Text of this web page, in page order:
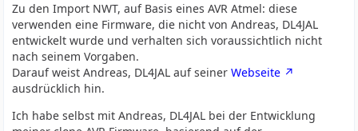
Zu den Import NWT, auf Basis eines AVR Atmel: diese
verwenden eine Firmware, die nicht von Andreas, DL4JAL
entwickelt wurde und verhalten sich voraussichtlich nicht
nach seinem Vorgaben.
Darauf weist Andreas, DL4JAL auf seinerWebseite
ausdrücklich hin.
Ich habe selbst mit Andreas, DL4JAL bei der Entwicklung